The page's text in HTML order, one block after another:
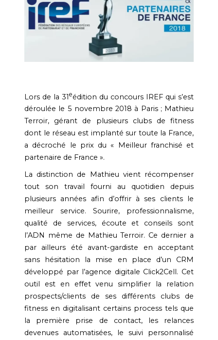
Lors de la 31eédition du concours IREF qui s’est
déroulée le 5 novembre 2018 à Paris ; Mathieu
Terroir, gérant de plusieurs clubs de fitness
dont le réseau est implanté sur toute la France,
a décroché le prix du « Meilleur franchisé et
partenaire de France ».
La distinction de Mathieu vient récompenser
tout son travail fourni au quotidien depuis
plusieurs années afin d’offrir à ses clients le
meilleur service. Sourire, professionnalisme,
qualité de services, écoute et conseils sont
l’ADN même de Mathieu Terroir. Ce dernier a
par ailleurs été avant-gardiste en acceptant
sans hésitation la mise en place d’un CRM
développé par l’agence digitale Click2Cell. Cet
outil est en effet venu simplifier la relation
prospects/clients de ses différents clubs de
fitness en digitalisant certains process tels que
la première prise de contact, les relances
devenues automatisées, le suivi personnalisé